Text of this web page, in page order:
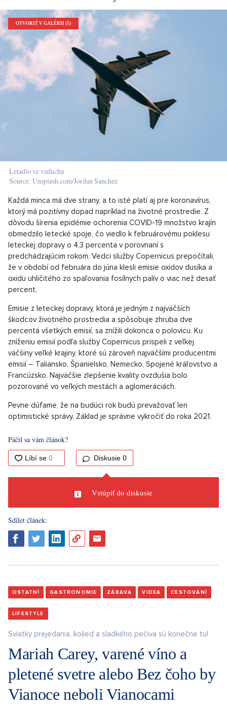
OTVORIŤ V GALÉRII (5)
Letadlo ve vzduchu
Source: Unsplash.com/Jordan Sanchez
Každá minca má dve strany, a to isté platí aj pre koronavírus,
ktorý má pozitívny dopad napríklad na životné prostredie. Z
dôvodu šírenia epidémie ochorenia COVID-19 množstvo krajín
obmedzilo letecké spoje, čo viedlo k februárovému poklesu
leteckej dopravy o 4,3 percenta v porovnaní s
predchádzajúcim rokom. Vedci služby Copernicus prepočítali,
že v období od februára do júna klesli emisie oxidov dusíka a
oxidu uhličitého zo spaľovania fosílnych palív o viac než desať
percent.
Emisie z leteckej dopravy, ktorá je jedným z najväčších
škodcov životného prostredia a spôsobuje zhruba dve
percentá všetkých emisií, sa znížili dokonca o polovicu. Ku
zníženiu emisií podľa služby Copernicus prispeli z veľkej
väčšiny veľké krajiny, ktoré sú zároveň najväčšími producentmi
emisií – Taliansko, Španielsko, Nemecko, Spojené kráľovstvo a
Francúzsko. Najväčšie zlepšenie kvality ovzdušia bolo
pozorované vo veľkých mestách a aglomeráciách.
Pevne dúfame, že na budúci rok budú prevažovať len
optimistické správy. Základ je správne vykročiť do roka 2021.
Páčil sa vám článok?
Diskusie 0
Vstúpiť do diskusie
Sdílet článek:
OSTATNÍ GASTRONOMIE ZÁBAVA VIDEA CESTOVÁNÍ
LIFESTYLE
Sviatky prejedania, kolied a sladkého pečiva sú konečne tu!
Mariah Carey, varené víno a
pletené svetre alebo Bez čoho by
Vianoce neboli Vianocami